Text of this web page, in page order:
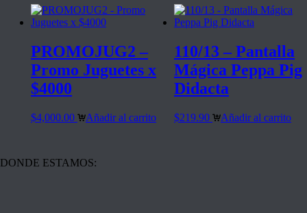
PROMOJUG2 –
Promo Juguetes x
$4000
$4,000.00 Añadir al carrito
110/13 – Pantalla
Mágica Peppa Pig
Didacta
$219.90 Añadir al carrito
DONDE ESTAMOS: